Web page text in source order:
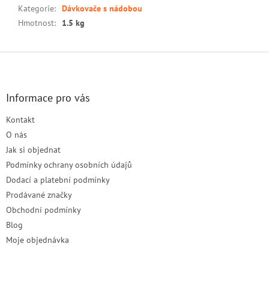
Kategorie: Dávkovače s nádobou
Hmotnost: 1.5 kg
Informace pro vás
Kontakt
O nás
Jak si objednat
Podmínky ochrany osobních údajů
Dodací a platební podmínky
Prodávané značky
Obchodní podmínky
Blog
Moje objednávka